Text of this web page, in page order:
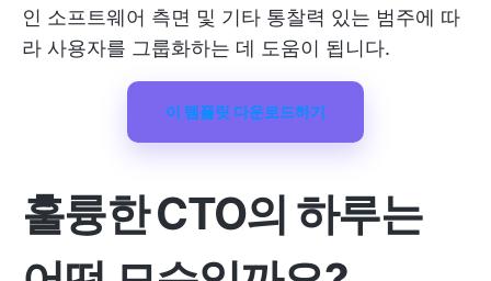
인 소프트웨어 측면 및 기타 통찰력 있는 범주에 따
라 사용자를 그룹화하는 데 도움이 됩니다.
이 템플릿 다운로드하기
훌륭한 CTO의 하루는